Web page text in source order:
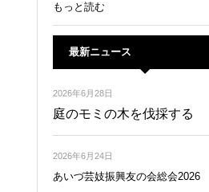
もっと読む
最新ニュース
2026年6月28日
庭のモミの木を伐採する
2026年6月24日
あいづ芸妓振興友の会総会2026